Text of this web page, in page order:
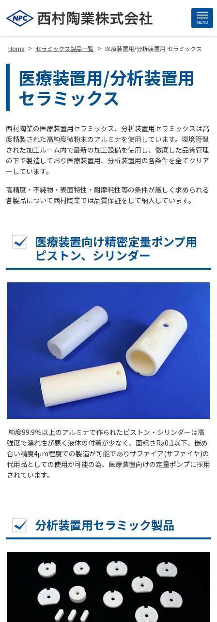
MENU
Home > セラミックス製品一覧 > 医療装置用/分析装置用 セラミックス
医療装置用/分析装置用
セラミックス
西村陶業の医療装置用セラミックス、分析装置用セラミックスは高
度精製された高純度微粉末のアルミナを使用しています。環境管理
された加工ルーム内で最新の加工設備を使用し、徹底した品質管理
の下で製造しており医療装置用、分析装置用の各条件を全てクリア
ーしています。
高精度・不純物・表面特性・耐摩耗性等の条件が厳しく求められる
各製品について西村陶業では品質保証をして納入しています。
医療装置向け精密定量ポンプ用
ピストン、シリンダー
純度99.9％以上のアルミナで作られたピストン・シリンダーは高
強度で濡れ性が悪く液体の付着が少なく、面粗さRa0.1以下、嵌め
合い精度4μm程度での製造が可能でありサファイア(サファイヤ)の
代用品としての使用が可能の為、医療装置向けの定量ポンプに採用
されています。
分析装置用セラミック製品
Site
Footer